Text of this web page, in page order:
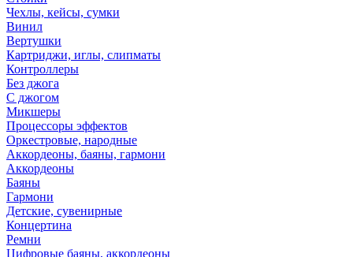
Чехлы, кейсы, сумки
Винил
Вертушки
Картриджи, иглы, слипматы
Контроллеры
Без джога
С джогом
Микшеры
Процессоры эффектов
Оркестровые, народные
Аккордеоны, баяны, гармони
Аккордеоны
Баяны
Гармони
Детские, сувенирные
Концертина
Ремни
Цифровые баяны, аккордеоны